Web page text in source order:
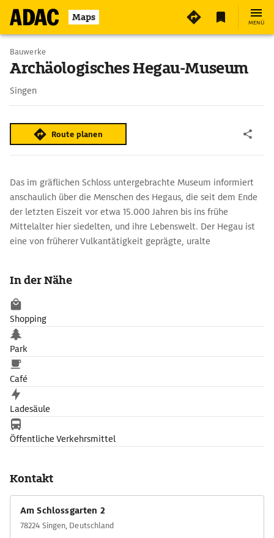
Maps MENÜ
Bauwerke
Archäologisches Hegau-Museum
Singen
Route planen
Das im gräflichen Schloss untergebrachte Museum informiert
anschaulich über die Menschen des Hegaus, die seit dem Ende
der letzten Eiszeit vor etwa 15.000 Jahren bis ins frühe
Mittelalter hier siedelten, und ihre Lebenswelt. Der Hegau ist
eine von früherer Vulkantätigkeit geprägte, uralte
In der Nähe
Shopping
Park
Café
Ladesäule
Öffentliche Verkehrsmittel
Kontakt
Am Schlossgarten 2
78224 Singen, Deutschland